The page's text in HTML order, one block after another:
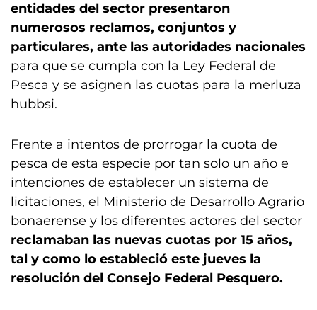
entidades del sector presentaron
numerosos reclamos, conjuntos y
particulares, ante las autoridades nacionales
para que se cumpla con la Ley Federal de
Pesca y se asignen las cuotas para la merluza
hubbsi.
Frente a intentos de prorrogar la cuota de
pesca de esta especie por tan solo un año e
intenciones de establecer un sistema de
licitaciones, el Ministerio de Desarrollo Agrario
bonaerense y los diferentes actores del sector
reclamaban las nuevas cuotas por 15 años,
tal y como lo estableció este jueves la
resolución del Consejo Federal Pesquero.